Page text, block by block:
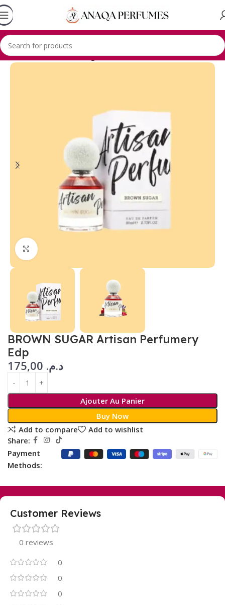
Accueil Paris corner Fragrance world
Click to enlarge
BROWN SUGAR Artisan Perfumery
Edp
د.م.
Ajouter Au Panier
Buy Now
Add to compare
Add to wishlist
Share:
Payment
Methods:
Customer Reviews
0 reviews
0
0
0